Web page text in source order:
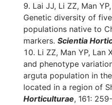
Lai JJ, Li ZZ, Man
Genetic diversity of
populations native to
markers. Scientia
Li ZZ, Man YP, Lan
and phenotype
arguta population in
located in a region of
Horticulturae, 161: